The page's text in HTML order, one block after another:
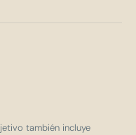
también incluye